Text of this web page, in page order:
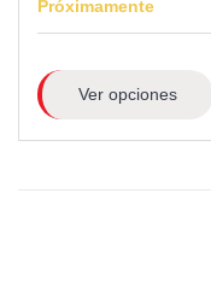
Próximamente
Ver opciones